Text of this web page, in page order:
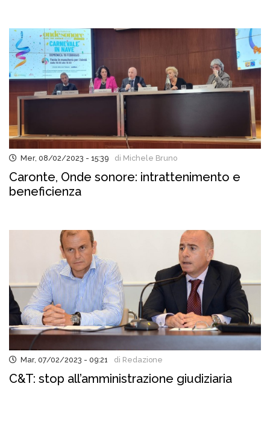
Mer, 08/02/2023 - 15:39 di Michele Bruno
Caronte, Onde sonore: intrattenimento e
beneficienza
Mar, 07/02/2023 - 09:21 di Redazione
C&T: stop all’amministrazione giudiziaria